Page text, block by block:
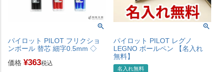
パイロット PILOT フリクショ
ンボール 替芯 細字0.5mm ◇
価格 ¥363税込
パイロット PILOT レグノ
LEGNO ボールペン 【名入れ
無料】
名入れ無料